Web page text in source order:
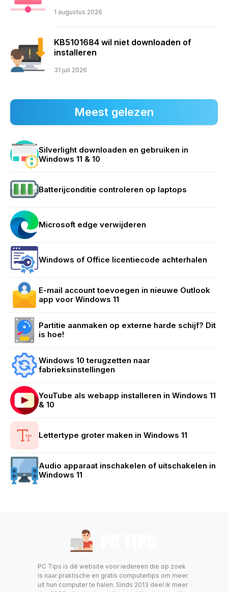
1 augustus 2026
KB5101684 wil niet downloaden of
installeren
31 juli 2026
Meest gelezen
Silverlight downloaden en gebruiken in
Windows 11 & 10
Batterijconditie controleren op laptops
Microsoft edge verwijderen
Windows of Office licentiecode achterhalen
E-mail account toevoegen in nieuwe Outlook
app voor Windows 11
Partitie aanmaken op externe harde schijf? Dit
is hoe!
Windows 10 terugzetten naar
fabrieksinstellingen
YouTube als webapp installeren in Windows 11
& 10
Lettertype groter maken in Windows 11
Audio apparaat inschakelen of uitschakelen in
Windows 11
PC Tips is dé website voor iedereen die op zoek
is naar praktische en gratis computertips om meer
uit hun computer te halen. Sinds 2013 deel ik meer